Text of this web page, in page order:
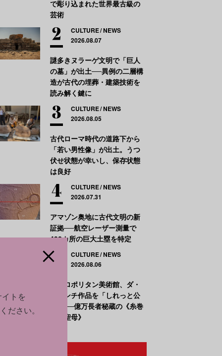
で彫り込まれた世界最古級の
芸術
CULTURE NEWS
2026.08.07
謎多きヌラーゲ文明で「巨人
の墓」が出土──異例の二層構
造が古代の埋葬・建築技術を
読み解く鍵に
CULTURE NEWS
2026.08.05
古代ローマ時代の道路下から
「若い男性像」が出土。うつ
伏せ状態が幸いし、保存状態
は良好
CULTURE NEWS
2026.07.31
アマゾン奥地に古代文明の新
証拠──航空レーザー測量で
432カ所の巨大土塁を特定
CULTURE NEWS
2026.08.06
メトロポリタン美術館、ダ・
ヴィンチ作品を「しれっと公
開」──億万長者秘蔵の《糸巻
きの聖母》
トを
ださい。